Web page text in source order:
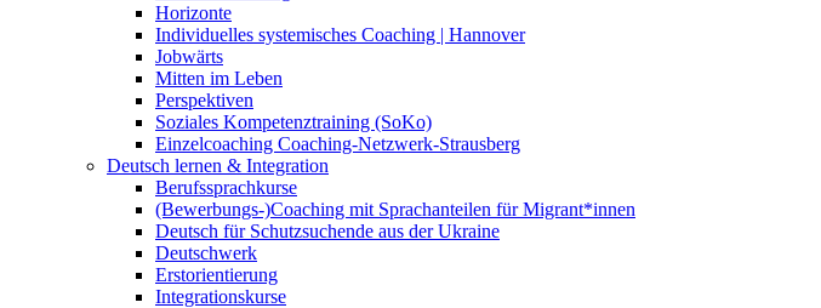
Horizonte
Individuelles systemisches Coaching | Hannover
Jobwärts
Mitten im Leben
Perspektiven
Soziales Kompetenztraining (SoKo)
Einzelcoaching Coaching-Netzwerk-Strausberg
Deutsch lernen & Integration
Berufssprachkurse
(Bewerbungs-)Coaching mit Sprachanteilen für Migrant*innen
Deutsch für Schutzsuchende aus der Ukraine
Deutschwerk
Erstorientierung
Integrationskurse